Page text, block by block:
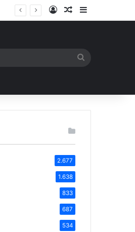
Iniciar sesión
ArtículoBarra lateral
2.677
1.638
833
687
534